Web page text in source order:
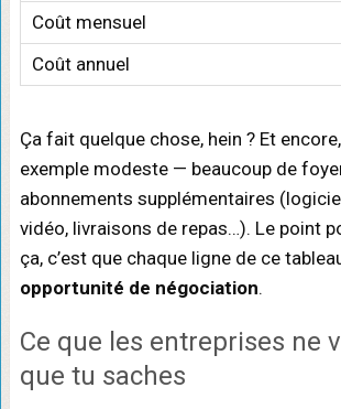
Ça fait quelque chose, hein ? Et
exemple modeste — beaucoup de
abonnements supplémentaires
vidéo, livraisons de repas…). Le point
ça, c’est que chaque ligne de ce
opportunité de négociation.
Ce que les entreprises ne
que tu saches